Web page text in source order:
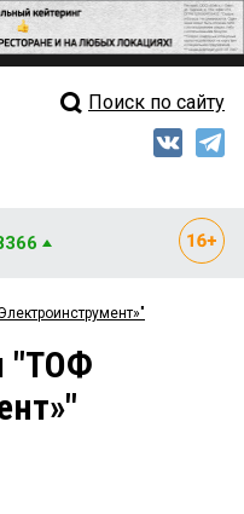
Свежий выпуск
Мнения
Рейтинги
Блоги
Поиск по сайту
"ТОФ